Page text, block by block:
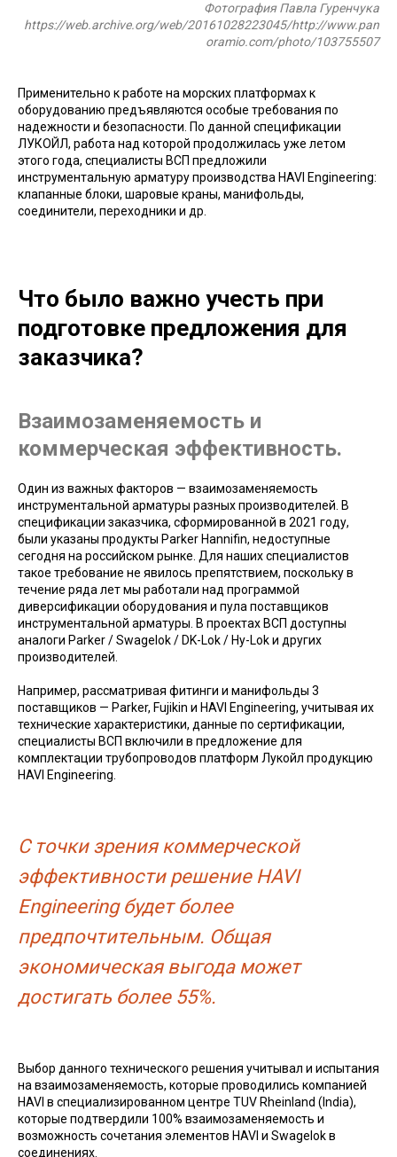
Фотография Павла Гуренчука
https://web.archive.org/web/20161028223045/http://www.pan
oramio.com/photo/103755507
Применительно к работе на морских платформах к
оборудованию предъявляются особые требования по
надежности и безопасности. По данной спецификации
ЛУКОЙЛ, работа над которой продолжилась уже летом
этого года, специалисты ВСП предложили
инструментальную арматуру производства HAVI Engineering:
клапанные блоки, шаровые краны, манифольды,
соединители, переходники и др.
Что было важно учесть при
подготовке предложения для
заказчика?
Взаимозаменяемость и
коммерческая эффективность.
Один из важных факторов — взаимозаменяемость
инструментальной арматуры разных производителей. В
спецификации заказчика, сформированной в 2021 году,
были указаны продукты Parker Hannifin, недоступные
сегодня на российском рынке. Для наших специалистов
такое требование не явилось препятствием, поскольку в
течение ряда лет мы работали над программой
диверсификации оборудования и пула поставщиков
инструментальной арматуры. В проектах ВСП доступны
аналоги Parker / Swagelok / DK-Lok / Hy-Lok и других
производителей.
Например, рассматривая фитинги и манифольды 3
поставщиков — Parker, Fujikin и HAVI Engineering, учитывая их
технические характеристики, данные по сертификации,
специалисты ВСП включили в предложение для
комплектации трубопроводов платформ Лукойл продукцию
HAVI Engineering.
С точки зрения коммерческой
эффективности решение HAVI
Engineering будет более
предпочтительным. Общая
экономическая выгода может
достигать более 55%.
Выбор данного технического решения учитывал и испытания
на взаимозаменяемость, которые проводились компанией
HAVI в специализированном центре TUV Rheinland (India),
которые подтвердили 100% взаимозаменяемость и
возможность сочетания элементов HAVI и Swagelok в
соединениях.